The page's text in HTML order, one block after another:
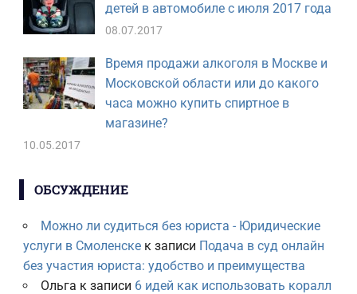
детей в автомобиле с июля 2017 года
08.07.2017
Время продажи алкоголя в Москве и
Московской области или до какого
часа можно купить спиртное в
магазине?
10.05.2017
ОБСУЖДЕНИЕ
Можно ли судиться без юриста - Юридические
услуги в Смоленскек записи Подача в суд онлайн
без участия юриста: удобство и преимущества
Ольга к записи 6 идей как использовать коралл